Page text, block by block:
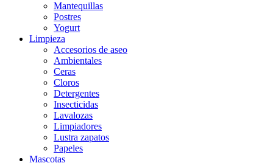
Mantequillas
Postres
Yogurt
Limpieza
Accesorios de aseo
Ambientales
Ceras
Cloros
Detergentes
Insecticidas
Lavalozas
Limpiadores
Lustra zapatos
Papeles
Mascotas